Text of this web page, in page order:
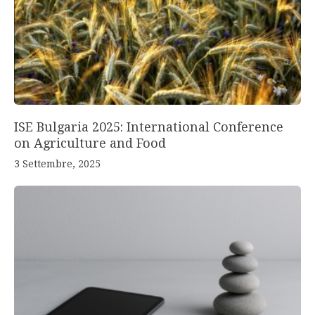
ISE Bulgaria 2025: International Conference
on Agriculture and Food
3 Settembre, 2025